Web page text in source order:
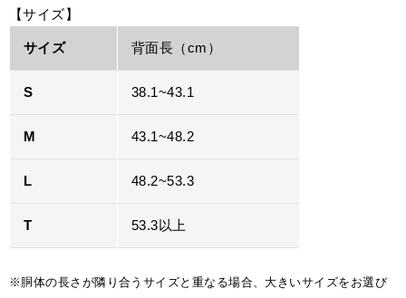
【サイズ】
サイズ 背面長（cm）
S 38.1~43.1
M 43.1~48.2
L 48.2~53.3
T 53.3以上
※胴体の長さが隣り合うサイズと重なる場合、大きいサイズをお選び